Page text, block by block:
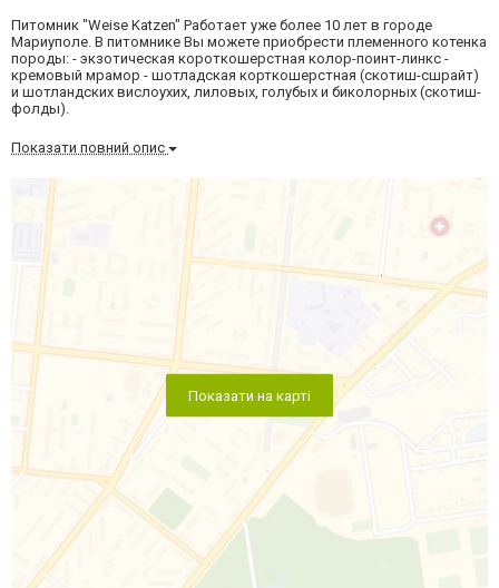
Питомник "Weise Katzen" Работает уже более 10 лет в городе
Мариуполе. В питомнике Вы можете приобрести племенного котенка
породы: - экзотическая короткошерстная колор-поинт-линкс -
кремовый мрамор - шотладская корткошерстная (скотиш-сшрайт)
и шотландских вислоухих, лиловых, голубых и биколорных (скотиш-
фолды).
Показати повний опис
Показати на карті